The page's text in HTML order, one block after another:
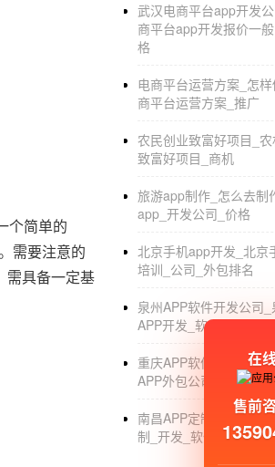
个简单的
需要注意的
需具备一定基
武汉电商平台app开发
商平台app开发报价一
格
电商平台运营方案_怎
商平台运营方案_推广
农民创业致富好项目_
致富好项目_商机
旅游app制作_怎么去制
app_开发公司_价格
北京手机app开发_北京
培训_公司_外包排名
泉州APP软件开发公司
APP开发_软件_定制_
重庆APP软件开发外包公
APP外包公司_开发_制
南昌APP定制开发公司_
制_开发_软件外包_公司
在
售前